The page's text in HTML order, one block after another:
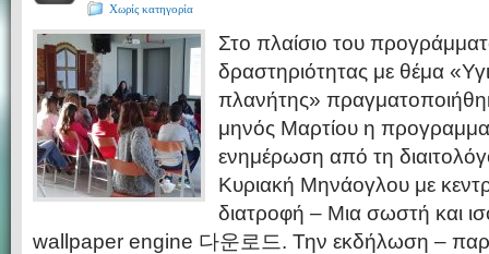
Χωρίς κατηγορία
Στο πλαίσιο του
δραστηριότητας με θέμα
πλανήτης»
μηνός Μαρτίου η
ενημέρωση από τη
Κυριακή Μηνάογλου με
διατροφή – Μια σωστή και
wallpaper engine 다운로드. Την εκδήλωση –